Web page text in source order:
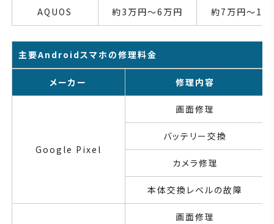
AQUOS 約3万円～6万円 約7万円～12
主要Androidスマホの修理料金
メーカー 修理内容
Google Pixel
画面修理
バッテリー交換
カメラ修理
本体交換レベルの故障
画面修理